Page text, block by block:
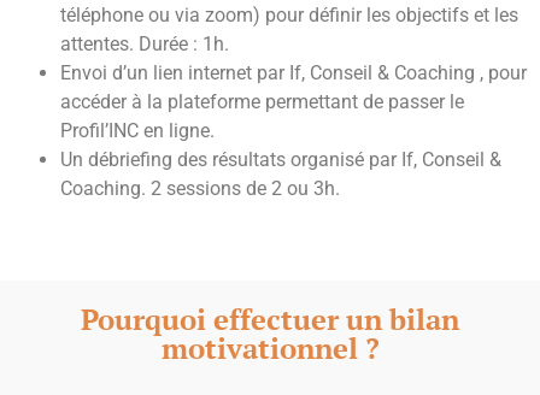
téléphone ou via zoom) pour définir les objectifs et les
attentes. Durée : 1h.
Envoi d’un lien internet par If, Conseil & Coaching , pour
accéder à la plateforme permettant de passer le
Profil’INC en ligne.
Un débriefing des résultats organisé par If, Conseil &
Coaching. 2 sessions de 2 ou 3h.
Pourquoi effectuer un bilan
motivationnel ?